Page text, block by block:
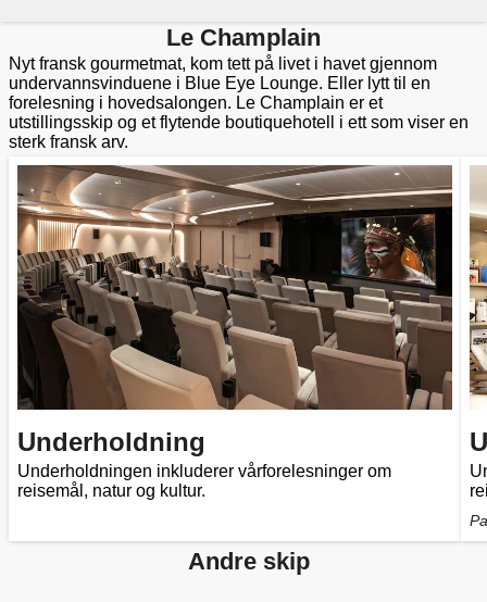
Le Champlain
Nyt fransk gourmetmat, kom tett på livet i havet gjennom
undervannsvinduene i Blue Eye Lounge. Eller lytt til en
forelesning i hovedsalongen. Le Champlain er et
utstillingsskip og et flytende boutiquehotell i ett som viser en
sterk fransk arv.
Underholdning
Underholdningen inkluderer vårforelesninger om
reisemål, natur og kultur.
Andre skip